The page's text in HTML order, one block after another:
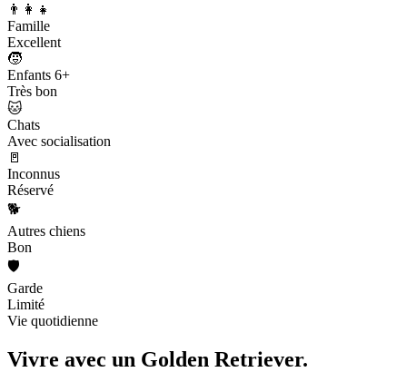
👨‍👩‍👧
Famille
Excellent
🧒
Enfants 6+
Très bon
🐱
Chats
Avec socialisation
🚪
Inconnus
Réservé
🐕
Autres chiens
Bon
🛡️
Garde
Limité
Vie quotidienne
Vivre avec un Golden Retriever.